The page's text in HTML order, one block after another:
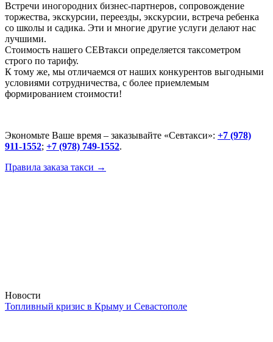
Встречи иногородних бизнес-партнеров, сопровождение
торжества, экскурсии, переезды, экскурсии, встреча ребенка
со школы и садика. Эти и многие другие услуги делают нас
лучшими.
Стоимость нашего СЕВтакси определяется таксометром
строго по тарифу.
К тому же, мы отличаемся от наших конкурентов выгодными
условиями сотрудничества, с более приемлемым
формированием стоимости!
Экономьте Ваше время – заказывайте «Севтакси»: +7 (978)
911-1552; +7 (978) 749-1552.
Правила заказа такси →
Новости
Топливный кризис в Крыму и Севастополе